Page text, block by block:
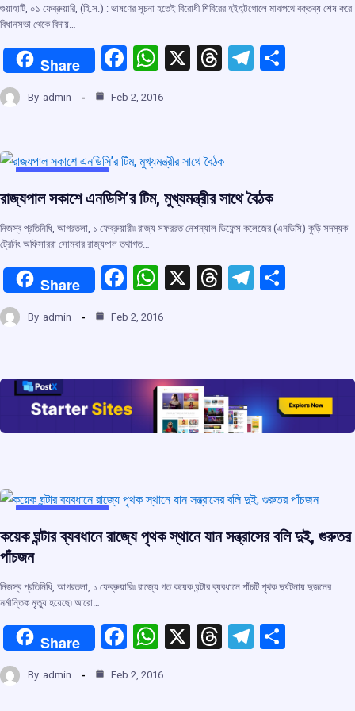
গুয়াহাটি, ০১ ফেব্রুয়ারি, (হি.স.) : ভাষণের সূচনা হতেই বিরোধী শিবিরের হইহ্‌ট্টগোলে মাঝপথে বক্তব্য শেষ করে
বিধানসভা থেকে বিদায়…
Share
F
ce
o
o
k
W
at
A
p
X
T
d
s
T
m
By admin Feb 2, 2016
রাজ্যপাল সকাশে এনডিসি’র টিম, মুখ্যমন্ত্রীর সাথে বৈঠক
নিজস্ব প্রতিনিধি, আগরতলা, ১ ফেব্রুয়ারী৷৷ রাজ্য সফররত নেশন্যাল ডিফেন্স কলেজের (এনডিসি) কুড়ি সদস্যক
ট্রেনিং অফিসাররা সোমবার রাজ্যপাল তথাগত…
Share
F
ce
o
o
k
W
at
A
p
p
X
T
d
s
T
a
m
By admin Feb 2, 2016
UNCATEGORIZED
কয়েক ঘন্টার ব্যবধানে রাজ্যে পৃথক স্থানে যান সন্ত্রাসের বলি দুই, গুরুতর
পাঁচজন
নিজস্ব প্রতিনিধি, আগরতলা, ১ ফেব্রুয়ারি৷৷ রাজ্যে গত কয়েক ঘন্টার ব্যবধানে পাঁচটি পৃথক দুর্ঘটনায় দুজনের
মর্মান্তিক মৃত্যু হয়েছে৷ আরো…
Share
F
ce
W
at
X
T
T
By admin Feb 2, 2016